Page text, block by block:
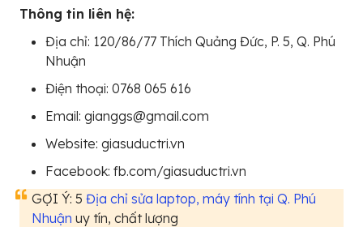
Thông tin liên hệ:
Địa chỉ: 120/86/77 Thích Quảng Đức, P. 5, Q. Phú
Nhuận
Điện thoại: 0768 065 616
Email: gianggs@gmail.com
Website: giasuductri.vn
Facebook: fb.com/giasuductri.vn
GỢI Ý: 5 Địa chỉ sửa laptop, máy tính tại Q. Phú
Nhuận uy tín, chất lượng